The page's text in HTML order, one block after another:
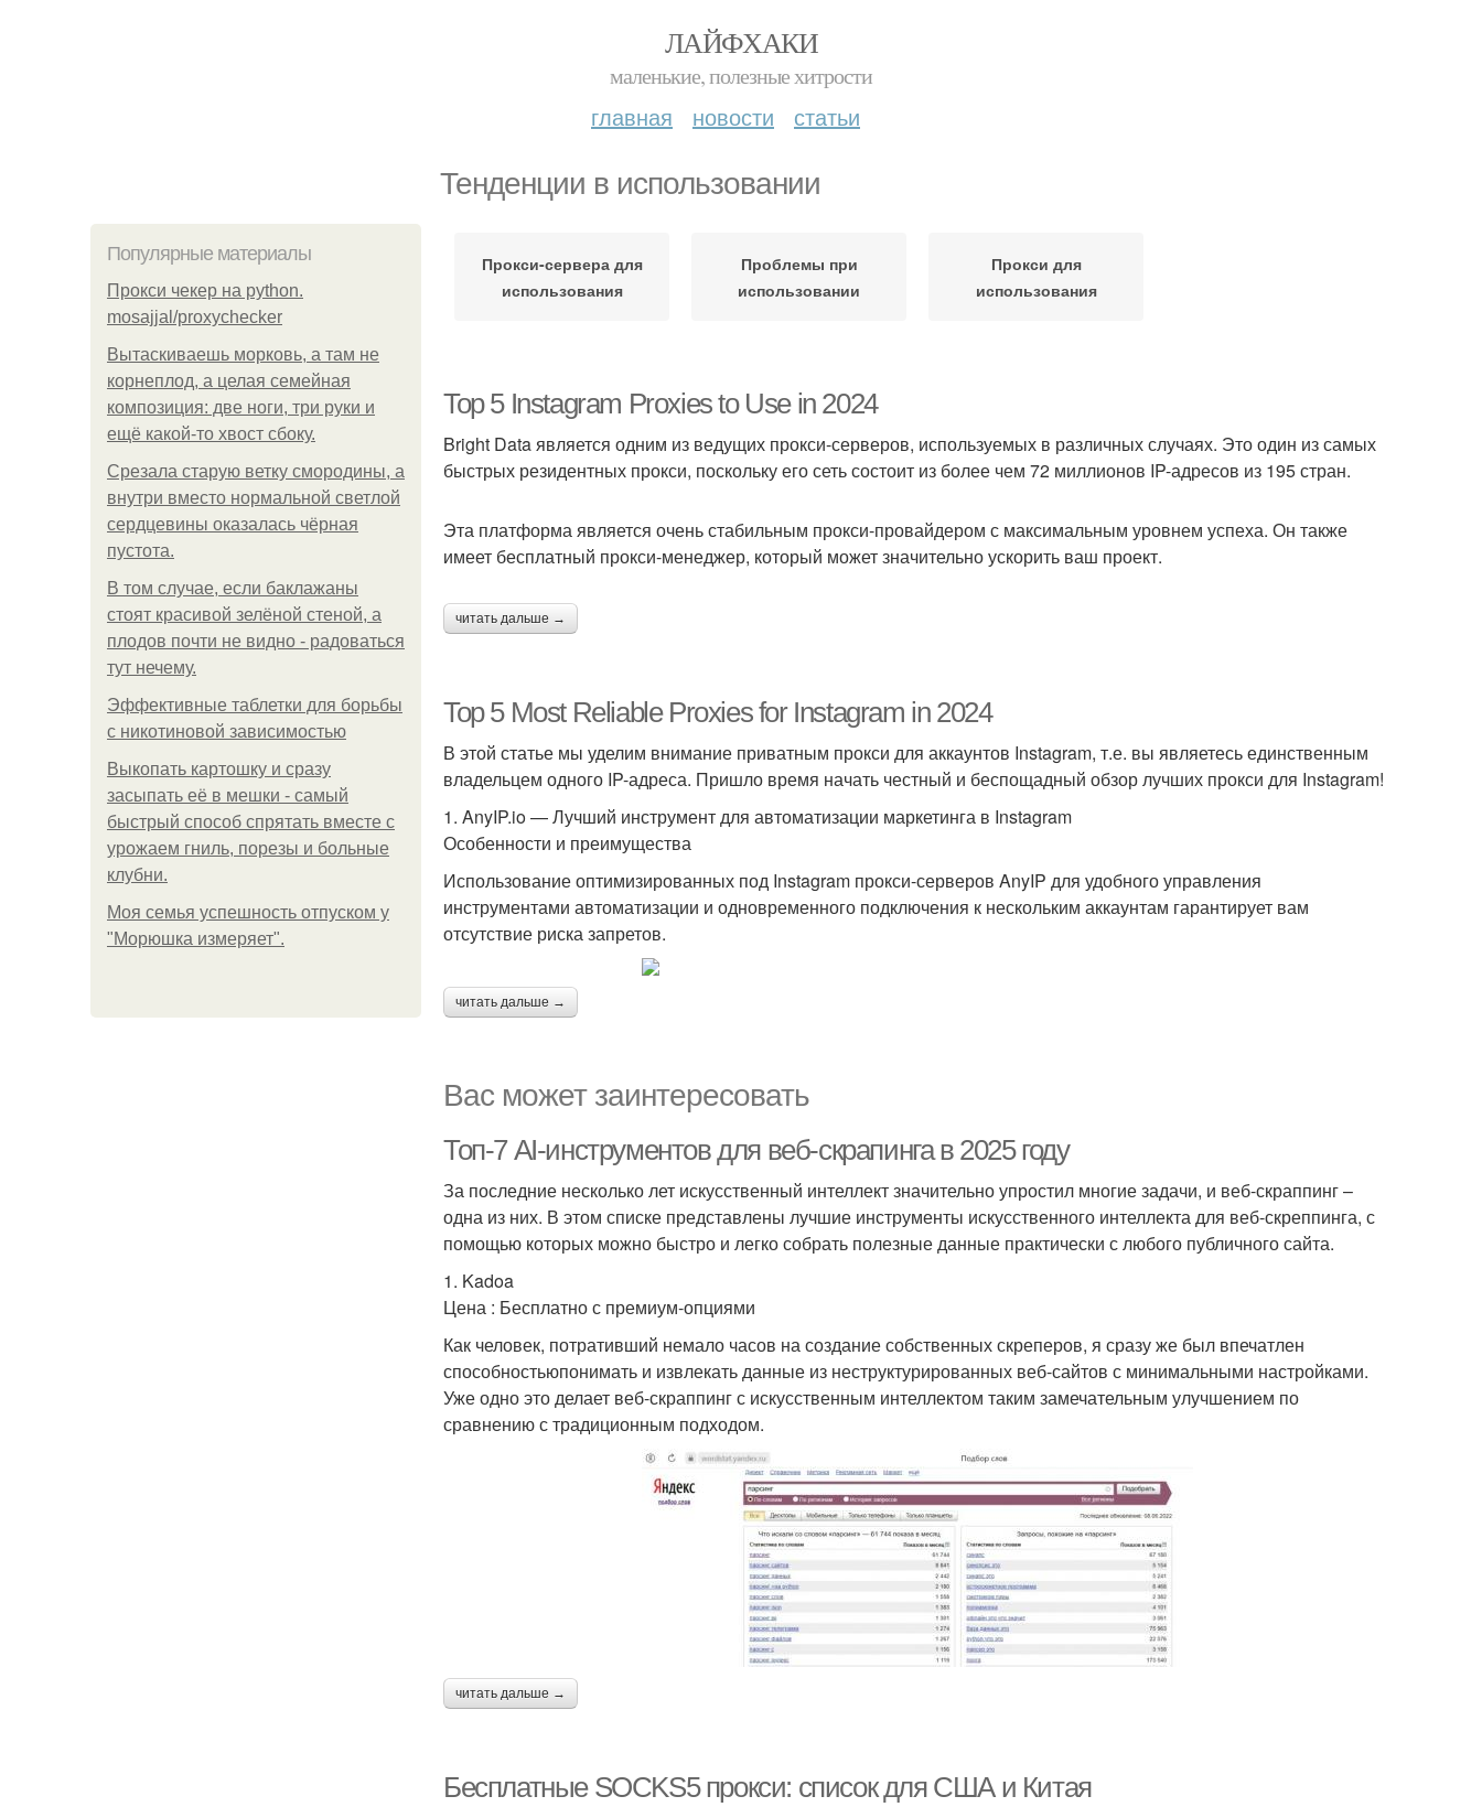
ЛАЙФХАКИ
маленькие, полезные хитрости
главная новости статьи
Тенденции в использовании
Популярные материалы
Прокси чекер на python.
mosajjal/proxychecker
Вытаскиваешь морковь, а там не
корнеплод, а целая семейная
композиция: две ноги, три руки и
ещё какой-то хвост сбоку.
Срезала старую ветку смородины, а
внутри вместо нормальной светлой
сердцевины оказалась чёрная
пустота.
В том случае, если баклажаны
стоят красивой зелёной стеной, а
плодов почти не видно - радоваться
тут нечему.
Эффективные таблетки для борьбы
с никотиновой зависимостью
Выкопать картошку и сразу
засыпать её в мешки - самый
быстрый способ спрятать вместе с
урожаем гниль, порезы и больные
клубни.
Моя семья успешность отпуском у
"Морюшка измеряет".
Прокси-сервера для
использования
Проблемы при
использовании
Прокси для
использования
Top 5 Instagram Proxies to Use in 2024
Bright Data является одним из ведущих прокси-серверов, используемых в различных случаях. Это один из самых
быстрых резидентных прокси, поскольку его сеть состоит из более чем 72 миллионов IP-адресов из 195 стран.
Эта платформа является очень стабильным прокси-провайдером с максимальным уровнем успеха. Он также
имеет бесплатный прокси-менеджер, который может значительно ускорить ваш проект.
читать дальше →
Top 5 Most Reliable Proxies for Instagram in 2024
В этой статье мы уделим внимание приватным прокси для аккаунтов Instagram, т.е. вы являетесь единственным
владельцем одного IP-адреса. Пришло время начать честный и беспощадный обзор лучших прокси для Instagram!
1. AnyIP.io — Лучший инструмент для автоматизации маркетинга в Instagram
Особенности и преимущества
Использование оптимизированных под Instagram прокси-серверов AnyIP для удобного управления
инструментами автоматизации и одновременного подключения к нескольким аккаунтам гарантирует вам
отсутствие риска запретов.
читать дальше →
Вас может заинтересовать
Топ-7 AI-инструментов для веб-скрапинга в 2025 году
За последние несколько лет искусственный интеллект значительно упростил многие задачи, и веб-скраппинг –
одна из них. В этом списке представлены лучшие инструменты искусственного интеллекта для веб-скреппинга, с
помощью которых можно быстро и легко собрать полезные данные практически с любого публичного сайта.
1. Kadoa
Цена : Бесплатно с премиум-опциями
Как человек, потративший немало часов на создание собственных скреперов, я сразу же был впечатлен
способностьюпонимать и извлекать данные из неструктурированных веб-сайтов с минимальными настройками.
Уже одно это делает веб-скраппинг с искусственным интеллектом таким замечательным улучшением по
сравнению с традиционным подходом.
читать дальше →
Бесплатные SOCKS5 прокси: список для США и Китая